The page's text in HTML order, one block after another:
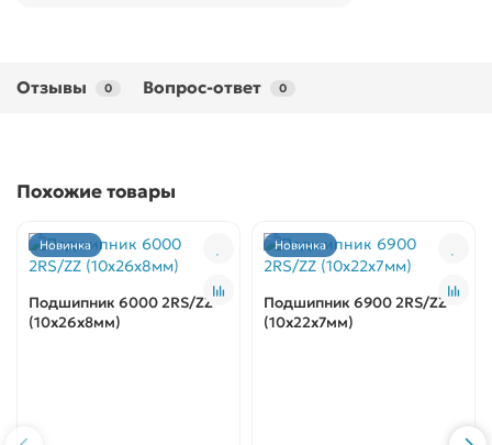
Отзывы 0 Вопрос-ответ 0
Похожие товары
Новинка
Подшипник 6000 2RS/ZZ
(10х26х8мм)
Новинка
Подшипник 6900 2RS/ZZ
(10х22x7мм)